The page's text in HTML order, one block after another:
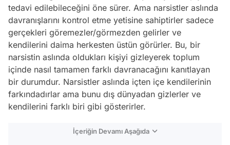
tedavi edilebileceğini öne sürer. Ama narsistler aslında
davranışlarını kontrol etme yetisine sahiptirler sadece
gerçekleri göremezler/görmezden gelirler ve
kendilerini daima herkesten üstün görürler. Bu, bir
narsistin aslında oldukları kişiyi gizleyerek toplum
içinde nasıl tamamen farklı davranacağını kanıtlayan
bir durumdur. Narsistler aslında içten içe kendilerinin
farkındadırlar ama bunu dış dünyadan gizlerler ve
kendilerini farklı biri gibi gösterirler.
İçeriğin Devamı Aşağıda